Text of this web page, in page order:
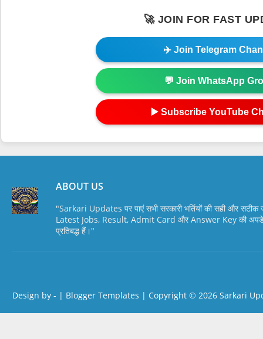
🚀 JOIN FOR FAST
✈️ Join Telegram
💬 Join WhatsApp
▶️ Subscribe YouTube
ABOUT US
"Sarkari Updates पर पाएं सभी सरकारी भर्तियों की सही और सटीक
Latest Jobs, Result, Admit Card और Answer Key की
प्रतिबद्ध हैं।"
Design by - | Blogger Templates | Copyright © 2026 Sarkari